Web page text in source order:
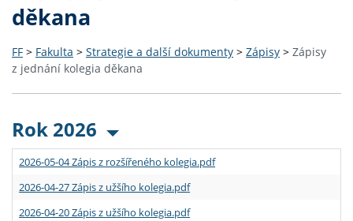
děkana
FF > Fakulta > Strategie a další dokumenty > Zápisy > Zápisy
z jednání kolegia děkana
Rok 2026
2026-05-04 Zápis z rozšířeného kolegia.pdf
2026-04-27 Zápis z užšího kolegia.pdf
2026-04-20 Zápis z užšího kolegia.pdf